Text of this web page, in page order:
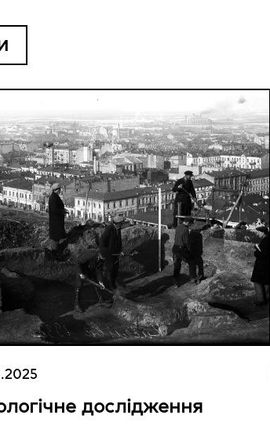
дослідження